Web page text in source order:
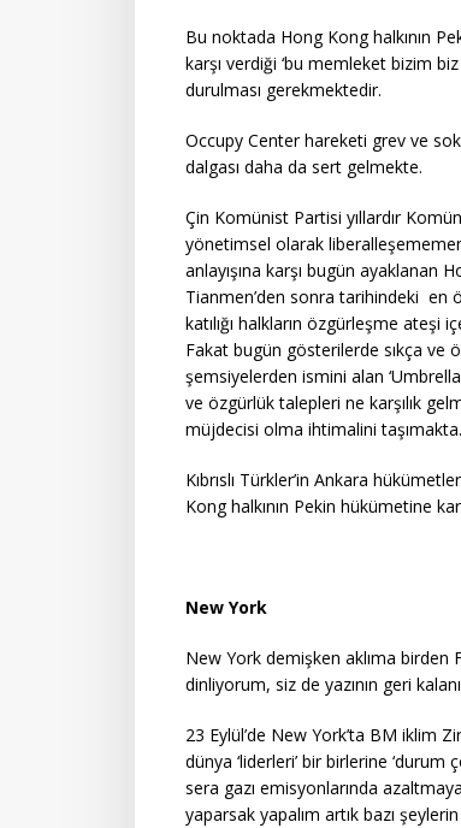
Bu noktada Hong Kong halkının
karşı verdiği ‘bu memleket bizim
durulması gerekmektedir.
Occupy Center hareketi grev ve
dalgası daha da sert gelmekte.
Çin Komünist Partisi yıllardır
yönetimsel olarak
anlayışına karşı bugün ayaklanan
Tianmen’den sonra tarihindeki en
katılığı halkların özgürleşme
Fakat bugün gösterilerde sıkça ve
şemsiyelerden ismini alan
ve özgürlük talepleri ne karşılık
müjdecisi olma ihtimalini taşımakta.
Kıbrıslı Türkler’in Ankara
Kong halkının Pekin hükümetine
New York
New York demişken aklıma birden
dinliyorum, siz de yazının geri
23 Eylül’de New York’ta BM iklim
dünya ‘liderleri’ bir birlerine
sera gazı emisyonlarında
yaparsak yapalım artık bazı